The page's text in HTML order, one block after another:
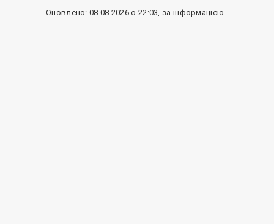
Оновлено: 08.08.2026 о 22:03, за інформацією .